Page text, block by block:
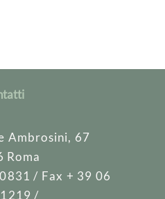
Ambrosini, 67
Roma
/ Fax + 39 06
/